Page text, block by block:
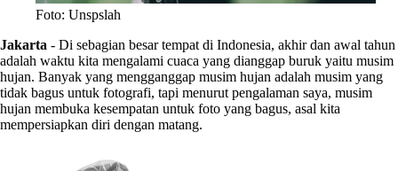
Foto: Unspslah
Jakarta - Di sebagian besar tempat di Indonesia, akhir dan awal tahun
adalah waktu kita mengalami cuaca yang dianggap buruk yaitu musim
hujan. Banyak yang mengganggap musim hujan adalah musim yang
tidak bagus untuk fotografi, tapi menurut pengalaman saya, musim
hujan membuka kesempatan untuk foto yang bagus, asal kita
mempersiapkan diri dengan matang.